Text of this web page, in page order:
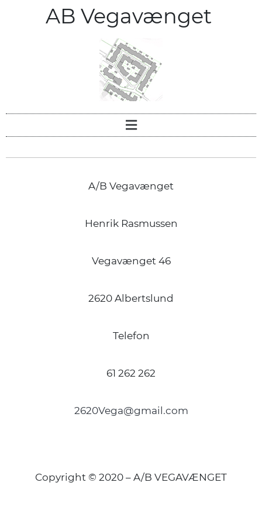
AB Vegavænget
A/B Vegavænget
Henrik Rasmussen
Vegavænget 46
2620 Albertslund
Telefon
61 262 262
2620Vega@gmail.com
Copyright © 2020 – A/B VEGAVÆNGET